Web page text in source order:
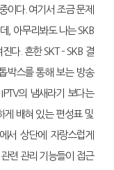
이다. 여기서 조금 문제
, 아무리봐도 나는 SKB
다. 흔한 SKT – SKB 결
박스를 통해 보는 방송
의 냄새라기 보다는
게 배혀 있는 편성표 및
서 상단에 자랑스럽게
련 관리 기능들이 접근